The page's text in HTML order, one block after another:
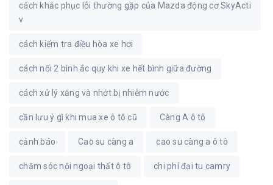
cách khắc phục lỗi thường gặp của Mazda động cơ SkyActi
v
cách kiểm tra điều hòa xe hơi
cách nối 2 bình ắc quy khi xe hết bình giữa đường
cách xử lý xăng và nhớt bị nhiễm nước
cần lưu ý gì khi mua xe ô tô cũ Càng A ô tô
cảnh báo Cao su càng a cao su càng a ô tô
chăm sóc nội ngoại thất ô tô chi phí đại tu camry